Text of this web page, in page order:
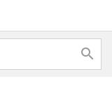
